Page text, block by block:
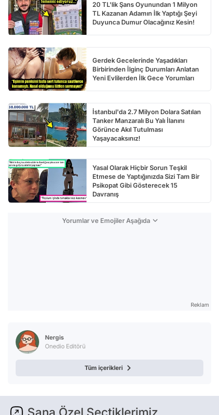
20 TL'lik Şans Oyunundan 1 Milyon
TL Kazanan Adamın İlk Yaptığı Şeyi
Duyunca Dumur Olacağınız Kesin!
Gerdek Gecelerinde Yaşadıkları
Birbirinden İlginç Durumları Anlatan
Yeni Evlilerden İlk Gece Yorumları
İstanbul'da 2.7 Milyon Dolara Satılan
Tanker Manzaralı Bu Yalı İlanını
Görünce Akıl Tutulması
Yaşayacaksınız!
Yasal Olarak Hiçbir Sorun Teşkil
Etmese de Yaptığınızda Sizi Tam Bir
Psikopat Gibi Gösterecek 15
Davranış
Yorumlar ve Emojiler Aşağıda
Reklam
Nergis
Onedio Editörü
Tüm içerikleri